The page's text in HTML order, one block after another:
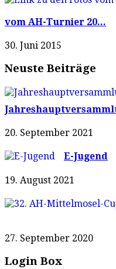
vom AH-Turnier 20...
30. Juni 2015
Neuste Beiträge
20. September 2021
E-Jugend
19. August 2021
27. September 2020
Login Box